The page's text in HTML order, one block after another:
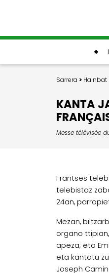
Sarrera >
KANTA
Messe télévisée
Frantses
telebistaz
24an,
Mezan,
organo
apeza; eta
eta kantatu
Joseph